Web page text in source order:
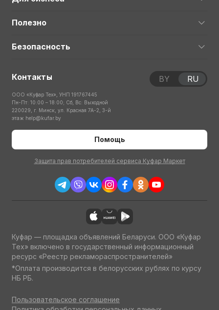
Полезно
Безопасность
Контакты
ООО «Куфар Тех», УНП 191767445
Пн-Пт: 10:00 – 18:00; Сб, Вс: Выходной
220029, г. Минск, ул. Красная 7А-2, 3-й
этаж help@kufar.by
Помощь
Защита прав потребителей сервиса Куфар Маркет
BY RU
Куфар — площадка объявлений Беларуси. ООО «Куфар
Тех» включено в государственный информационный
ресурс «Реестр рекламораспространителей»
*Оплата производится в белорусских рублях по курсу
НБ РБ.
Пользовательское соглашение